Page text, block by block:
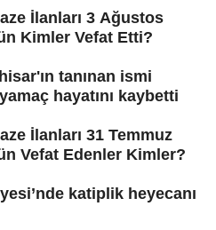
İlanları 3 Ağustos
Kimler Vefat Etti?
tanınan ismi
hayatını kaybetti
İlanları 31 Temmuz
Vefat Edenler Kimler?
katiplik heyecanı